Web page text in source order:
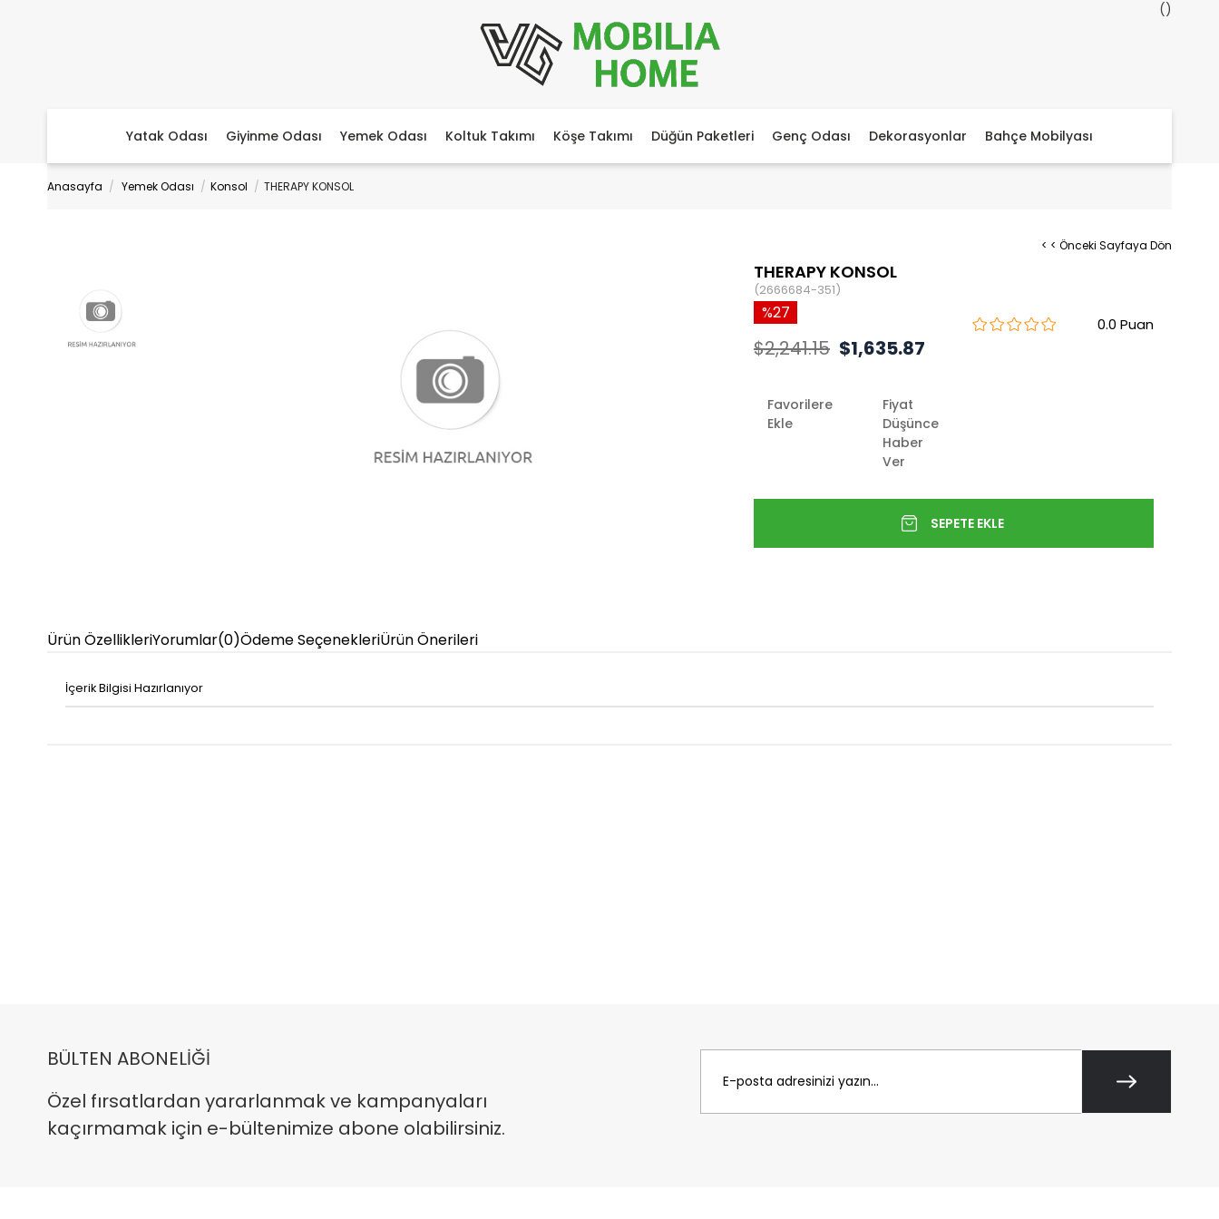
Yatak Odası Giyinme Odası Yemek Odası Koltuk Takımı Köşe Takımı Düğün Paketleri Genç Odası Dekorasyonlar Bahçe Mobilyası
Anasayfa Yemek Odası Konsol THERAPY KONSOL
< < Önceki Sayfaya Dön
THERAPY KONSOL
(2666684-351)
0.0
27
$2,241.15 $1,635.87
Favorilere
Ekle
Fiyat
Düşünce
Haber
Ver
Ürün ÖzellikleriYorumlar(0)Ödeme SeçenekleriÜrün Önerileri
İçerik Bilgisi Hazırlanıyor
BÜLTEN ABONELİĞİ
Özel fırsatlardan yararlanmak ve kampanyaları
kaçırmamak için e-bültenimize abone olabilirsiniz.